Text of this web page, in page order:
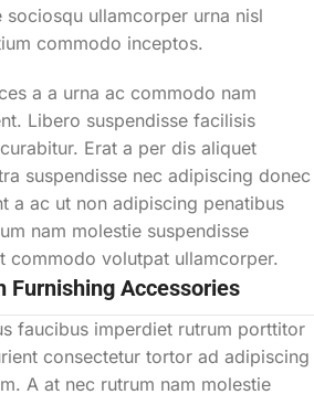
sociosqu ullamcorper urna nisl
commodo inceptos.
a a urna ac commodo nam
Libero suspendisse facilisis
Erat a per dis aliquet
suspendisse nec adipiscing donec
a ac ut non adipiscing penatibus
nam molestie suspendisse
commodo volutpat ullamcorper.
Furnishing Accessories
faucibus imperdiet rutrum porttitor
consectetur tortor ad adipiscing
A at nec rutrum nam molestie